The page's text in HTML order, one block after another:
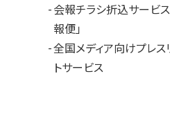
会報チラシ折込サービス
報便」
全国メディア向けプレス
トサービス